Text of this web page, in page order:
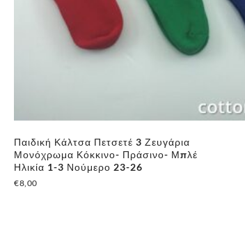
Παιδική Κάλτσα Πετσετέ 3 Ζευγάρια
Μονόχρωμα Κόκκινο- Πράσινο- Μπλέ
Ηλικία 1-3 Νούμερο 23-26
€8,00